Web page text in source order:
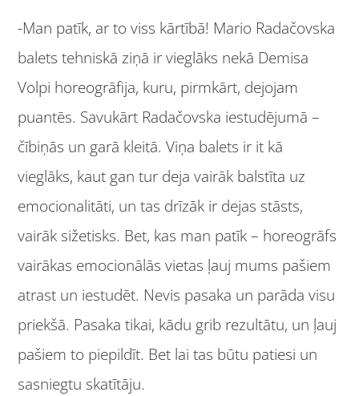
-Man patīk, ar to viss kārtībā! Mario Radačovska
balets tehniskā ziņā ir vieglāks nekā Demisa
Volpi horeogrāfija, kuru, pirmkārt, dejojam
puantēs. Savukārt Radačovska iestudējumā –
čībiņās un garā kleitā. Viņa balets ir it kā
vieglāks, kaut gan tur deja vairāk balstīta uz
emocionalitāti, un tas drīzāk ir dejas stāsts,
vairāk sižetisks. Bet, kas man patīk – horeogrāfs
vairākas emocionālās vietas ļauj mums pašiem
atrast un iestudēt. Nevis pasaka un parāda visu
priekšā. Pasaka tikai, kādu grib rezultātu, un ļauj
pašiem to piepildīt. Bet lai tas būtu patiesi un
sasniegtu skatītāju.